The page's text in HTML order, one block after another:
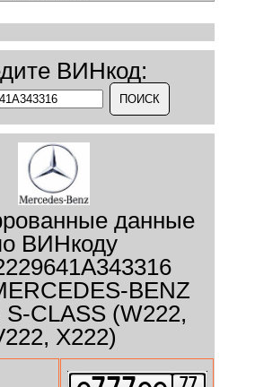
ВИНкод:
данные
ВИНкоду
BENZ
CLASS (W222,
X222)